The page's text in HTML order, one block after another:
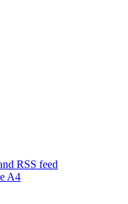
RSS feed
A4